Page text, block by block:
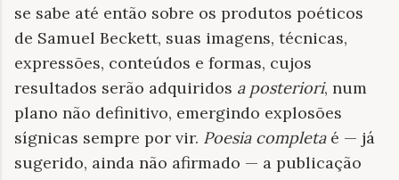
se sabe até então sobre os produtos poéticos
de Samuel Beckett, suas imagens, técnicas,
expressões, conteúdos e formas, cujos
resultados serão adquiridos a posteriori, num
plano não definitivo, emergindo explosões
sígnicas sempre por vir. Poesia completaé — já
sugerido, ainda não afirmado — a publicação